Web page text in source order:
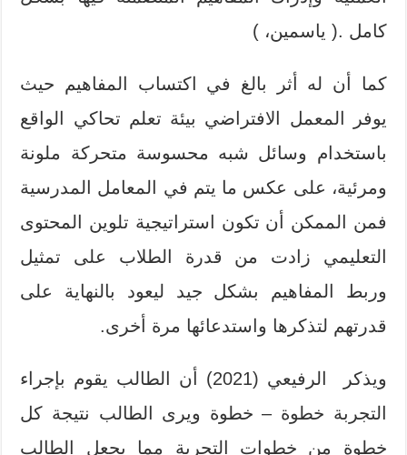
كامل .( ياسمين، )
كما أن له أثر بالغ في اكتساب المفاهيم حيث
يوفر المعمل الافتراضي بيئة تعلم تحاكي الواقع
باستخدام وسائل شبه محسوسة متحركة ملونة
ومرئية، على عكس ما يتم في المعامل المدرسية
فمن الممكن أن تكون استراتيجية تلوين المحتوى
التعليمي زادت من قدرة الطلاب على تمثيل
وربط المفاهيم بشكل جيد ليعود بالنهاية على
قدرتهم لتذكرها واستدعائها مرة أخرى.
ويذكر الرفيعي (2021) أن الطالب يقوم بإجراء
التجربة خطوة – خطوة ويرى الطالب نتيجة كل
خطوة من خطوات التجربة مما يجعل الطالب